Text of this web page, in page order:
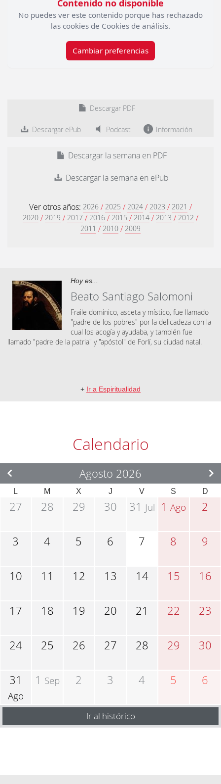
Contenido no disponible
No puedes ver este contenido porque has rechazado
las cookies de Cookies de análisis.
Cambiar preferencias
Descargar PDF
Descargar ePub Podcast Información
Descargar la semana en PDF
Descargar la semana en ePub
Ver otros años: 2026 / 2025 / 2024 / 2023 / 2021 /
2020 / 2019 / 2017 / 2016 / 2015 / 2014 / 2013 / 2012 /
2011 / 2010 / 2009
Hoy es...
Beato Santiago Salomoni
Fraile dominico, asceta y místico, fue llamado
"padre de los pobres" por la delicadeza con la
cual los acogía y ayudaba, y también fue
llamado "padre de la patria" y "apóstol" de Forlí, su ciudad natal.
+ Ir a Espiritualidad
Calendario
Agosto 2026
L M X J V S D
27 28 29 30 31 Jul 1Ago 2
3 4 5 6 7 8 9
10 11 12 13 14 15 16
17 18 19 20 21 22 23
24 25 26 27 28 29 30
31
Ago
1 Sep 2 3 4 5 6
Ir al histórico